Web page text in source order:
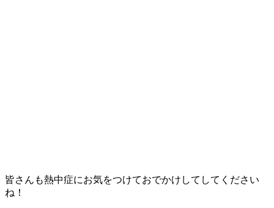
皆さんも熱中症にお気をつけておでかけしてしてください
ね！